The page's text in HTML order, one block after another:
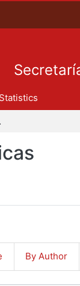
Statistics
By Author